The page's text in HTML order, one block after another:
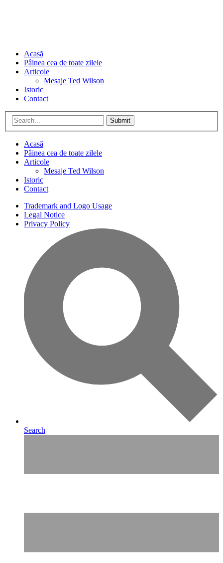
Acasă
Pâinea cea de toate zilele
Articole
Mesaje Ted Wilson
Istoric
Contact
Submit
Acasă
Pâinea cea de toate zilele
Articole
Mesaje Ted Wilson
Istoric
Contact
Trademark and Logo Usage
Legal Notice
Privacy Policy
Search